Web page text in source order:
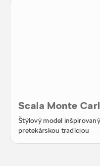
Scala Monte
Štýlový model
pretekárskou tradíciou